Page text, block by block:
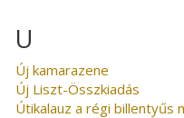
U
Új kamarazene
Új Liszt-Összkiadás
Útikalauz a régi billentyűs